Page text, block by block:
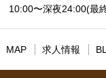
10:00〜深夜24:00(最
MAP 求人情報